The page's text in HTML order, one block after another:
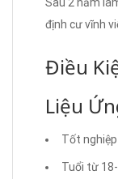
định cư vĩnh
Điều
Liệu
Tốt
Tuổi từ